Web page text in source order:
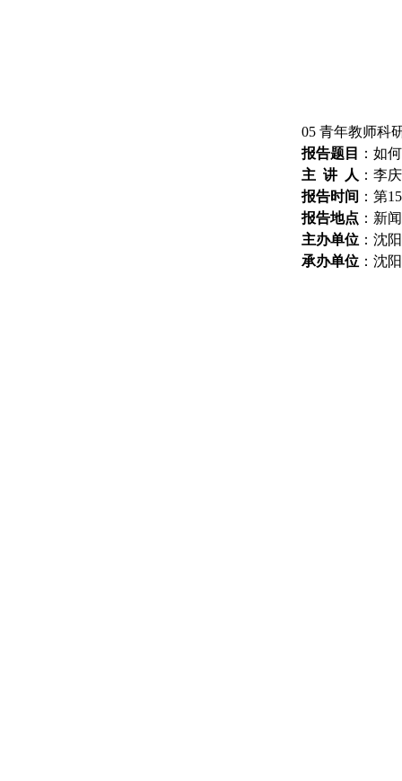
05 青年教师科
报告题目
： 如
主 讲 人 ： 李
报告时间 ： 第15
报告地点 ： 新
主办单位 ： 沈
承办单位 ： 沈